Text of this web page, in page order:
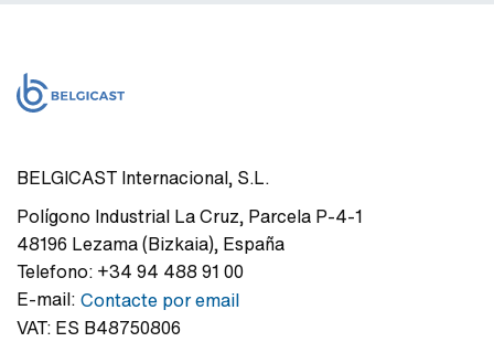
BELGICAST Internacional, S.L.
Polígono Industrial La Cruz, Parcela P-4-1
48196 Lezama (Bizkaia), España
Telefono: +34 94 488 91 00
E-mail: Contacte por email
VAT: ES B48750806